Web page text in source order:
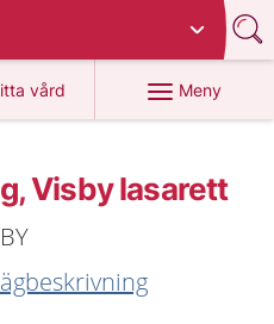
vård
på 1177.se
Meny
Visby lasarett